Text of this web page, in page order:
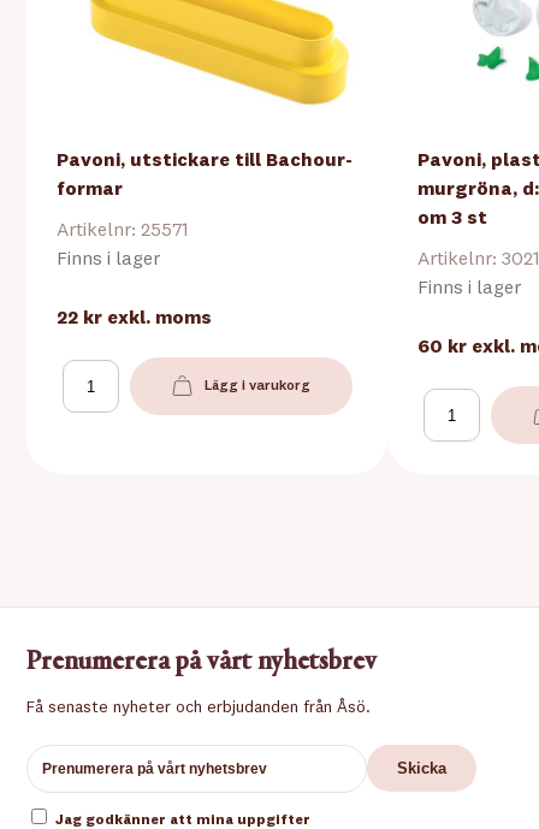
Pavoni, utstickare till Bachour-
formar
Artikelnr: 25571
Finns i lager
22 kr exkl. moms
Lägg i varukorg
Pavoni,
murgröna,
om 3 st
Artikelnr:
Finns i lager
60 kr exkl.
Prenumerera på vårt nyhetsbrev
Få senaste nyheter och erbjudanden från Åsö.
Jag godkänner att mina uppgifter